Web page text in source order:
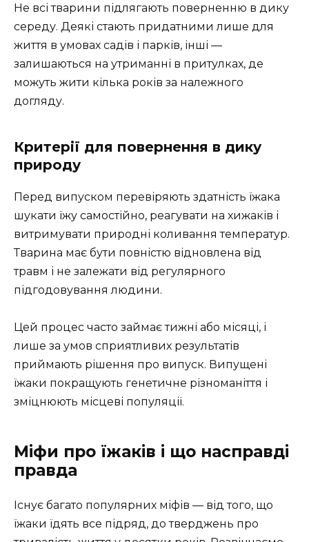
Не всі тварини підлягають поверненню в дику
середу. Деякі стають придатними лише для
життя в умовах садів і парків, інші —
залишаються на утриманні в притулках, де
можуть жити кілька років за належного
догляду.
Критерії для повернення в дику
природу
Перед випуском перевіряють здатність їжака
шукати їжу самостійно, реагувати на хижаків і
витримувати природні коливання температур.
Тварина має бути повністю відновлена від
травм і не залежати від регулярного
підгодовування людини.
Цей процес часто займає тижні або місяці, і
лише за умов сприятливих результатів
приймають рішення про випуск. Випущені
їжаки покращують генетичне різноманіття і
зміцнюють місцеві популяції.
Міфи про їжаків і що насправді
правда
Існує багато популярних міфів — від того, що
їжаки їдять все підряд, до тверджень про